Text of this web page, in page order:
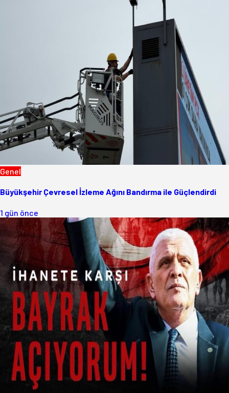
Genel
Büyükşehir Çevresel İzleme Ağını Bandırma ile Güçlendirdi
1 gün önce